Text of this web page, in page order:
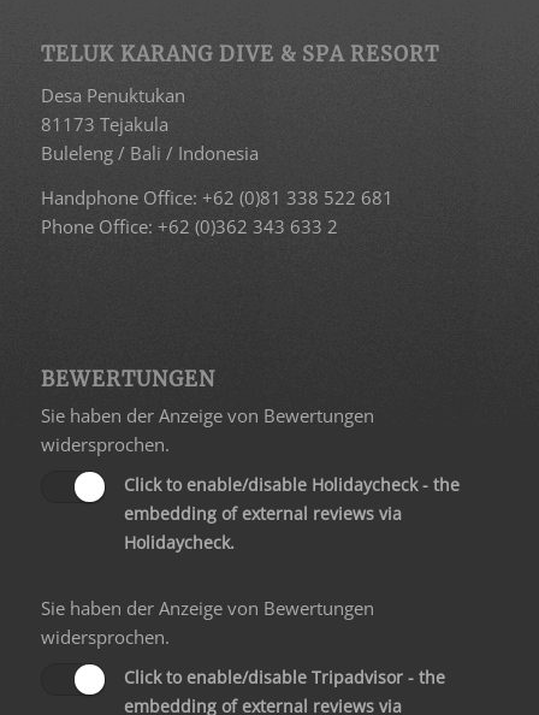
TELUK KARANG DIVE & SPA RESORT
Desa Penuktukan
81173 Tejakula
Buleleng / Bali / Indonesia
Handphone Office: +62 (0)81 338 522 681
Phone Office: +62 (0)362 343 633 2
BEWERTUNGEN
Sie haben der Anzeige von Bewertungen
widersprochen.
Click to enable/disable Holidaycheck - the
embedding of external reviews via
Holidaycheck.
Sie haben der Anzeige von Bewertungen
widersprochen.
Click to enable/disable Tripadvisor - the
embedding of external reviews via